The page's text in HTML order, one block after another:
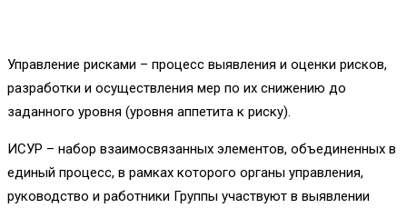
Управление рисками – процесс выявления и оценки рисков,
разработки и осуществления мер по их снижению до
заданного уровня (уровня аппетита к риску).
ИСУР – набор взаимосвязанных элементов, объединенных в
единый процесс, в рамках которого органы управления,
руководство и работники Группы участвуют в выявлении